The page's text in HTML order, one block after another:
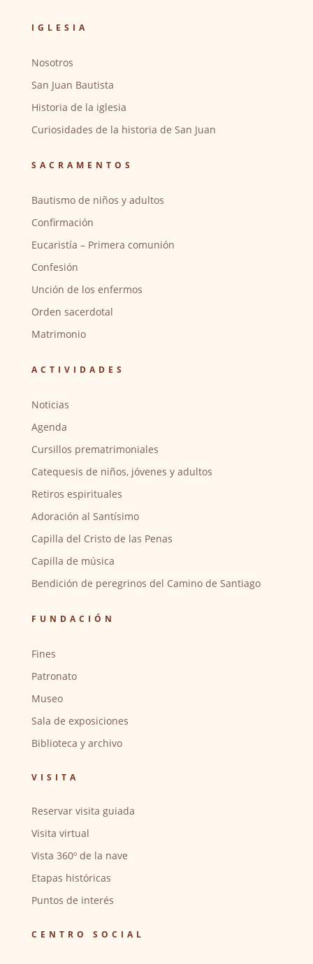
IGLESIA
Nosotros
San Juan Bautista
Historia de la iglesia
Curiosidades de la historia de San Juan
SACRAMENTOS
Bautismo de niños y adultos
Confirmación
Eucaristía – Primera comunión
Confesión
Unción de los enfermos
Orden sacerdotal
Matrimonio
ACTIVIDADES
Noticias
Agenda
Cursillos prematrimoniales
Catequesis de niños, jóvenes y adultos
Retiros espirituales
Adoración al Santísimo
Capilla del Cristo de las Penas
Capilla de música
Bendición de peregrinos del Camino de Santiago
FUNDACIÓN
Fines
Patronato
Museo
Sala de exposiciones
Biblioteca y archivo
VISITA
Reservar visita guiada
Visita virtual
Vista 360º de la nave
Etapas históricas
Puntos de interés
CENTRO SOCIAL